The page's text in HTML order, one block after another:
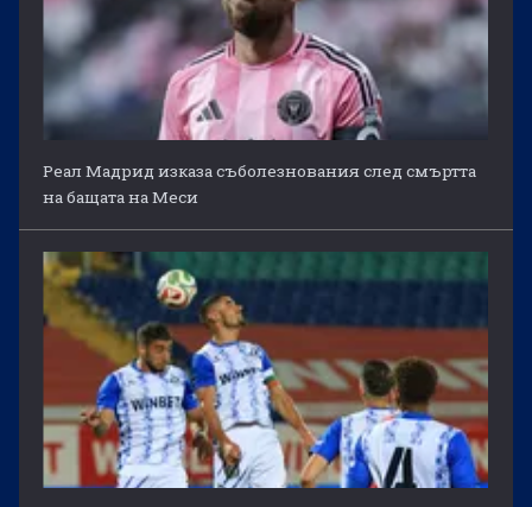
Реал Мадрид изказа съболезнования след смъртта
на бащата на Меси